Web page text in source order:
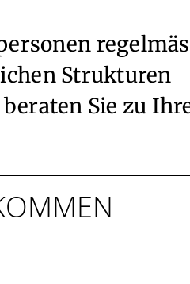
Strukturen
Sie zu